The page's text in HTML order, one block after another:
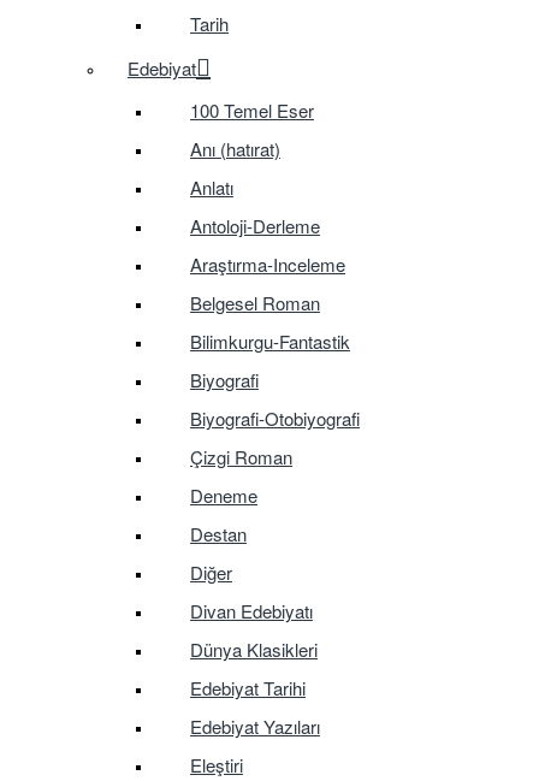
Tarih
Edebiyat
100 Temel Eser
Anı (hatırat)
Anlatı
Antoloji-Derleme
Araştırma-Inceleme
Belgesel Roman
Bilimkurgu-Fantastik
Biyografi
Biyografi-Otobiyografi
Çizgi Roman
Deneme
Destan
Diğer
Divan Edebiyatı
Dünya Klasikleri
Edebiyat Tarihi
Edebiyat Yazıları
Eleştiri